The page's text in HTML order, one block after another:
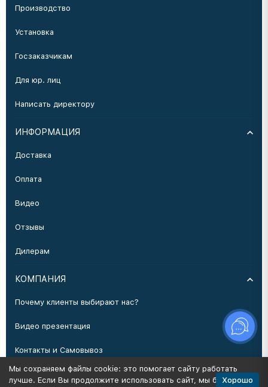
Производство
Установка
Госзаказчикам
Для юр. лиц
Написать директору
ИНФОРМАЦИЯ
Доставка
Оплата
Видео
Отзывы
Дилерам
КОМПАНИЯ
Почему клиенты выбирают нас?
Видео презентация
Контакты и Самовывоз
Производство
Мы сохраняем файлы cookie: это помогает сайту работать
лучше. Если Вы продолжите использовать сайт, мы будемХорошо